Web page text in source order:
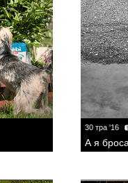
30 тра '16